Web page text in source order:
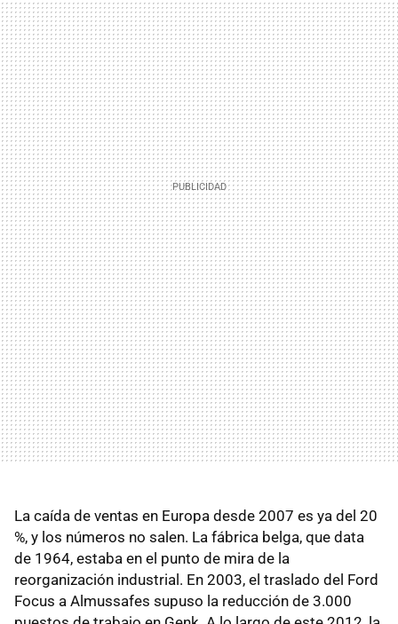
La caída de ventas en Europa desde 2007 es ya del 20
%, y los números no salen. La fábrica belga, que data
de 1964, estaba en el punto de mira de la
reorganización industrial. En 2003, el traslado del Ford
Focus a Almussafes supuso la reducción de 3.000